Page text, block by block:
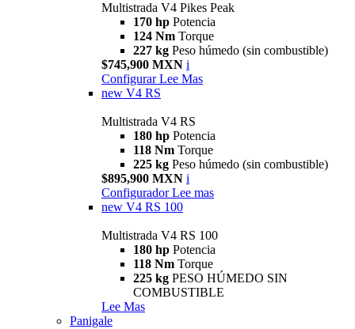
Multistrada V4 Pikes Peak
170 hp Potencia
124 Nm Torque
227 kg Peso húmedo (sin combustible)
$745,900 MXN i
Configurar Lee Mas
new V4 RS
Multistrada V4 RS
180 hp Potencia
118 Nm Torque
225 kg Peso húmedo (sin combustible)
$895,900 MXN i
Configurador Lee mas
new V4 RS 100
Multistrada V4 RS 100
180 hp Potencia
118 Nm Torque
225 kg PESO HÚMEDO SIN
COMBUSTIBLE
Lee Mas
Panigale